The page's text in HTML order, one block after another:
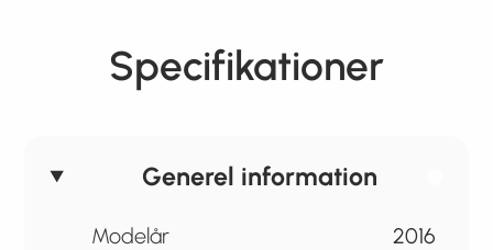
Specifikationer
Generel information
Modelår
2016